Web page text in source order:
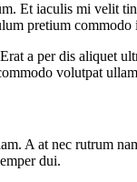
Et iaculis mi velit
pretium commodo
a per dis aliquet
volutpat
A at nec rutrum
dui.